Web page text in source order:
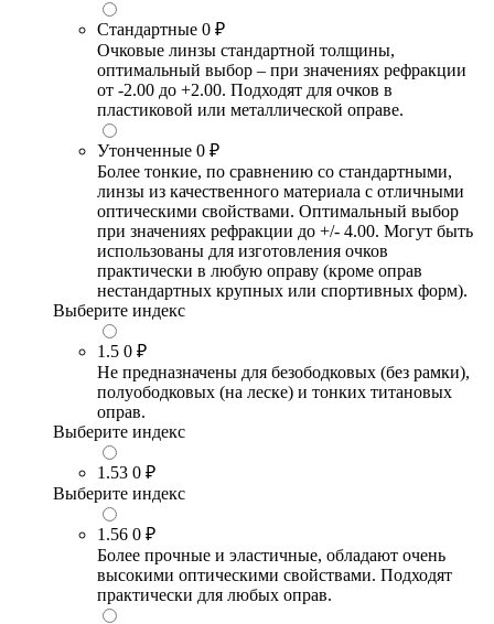
Стандартные 0 ₽
Очковые линзы стандартной толщины,
оптимальный выбор – при значениях рефракции
от -2.00 до +2.00. Подходят для очков в
пластиковой или металлической оправе.
Утонченные 0 ₽
Более тонкие, по сравнению со стандартными,
линзы из качественного материала с отличными
оптическими свойствами. Оптимальный выбор
при значениях рефракции до +/- 4.00. Могут быть
использованы для изготовления очков
практически в любую оправу (кроме оправ
нестандартных крупных или спортивных форм).
Выберите индекс
1.5 0 ₽
Не предназначены для безободковых (без рамки),
полуободковых (на леске) и тонких титановых
оправ.
Выберите индекс
1.53 0 ₽
Выберите индекс
1.56 0 ₽
Более прочные и эластичные, обладают очень
высокими оптическими свойствами. Подходят
практически для любых оправ.